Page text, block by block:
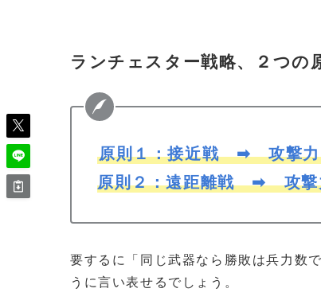
ランチェスター戦略、２つの
原則１：接近戦 ➡ 攻撃力
原則２：遠距離戦 ➡ 攻撃
要するに「同じ武器なら勝敗は兵力数
うに言い表せるでしょう。